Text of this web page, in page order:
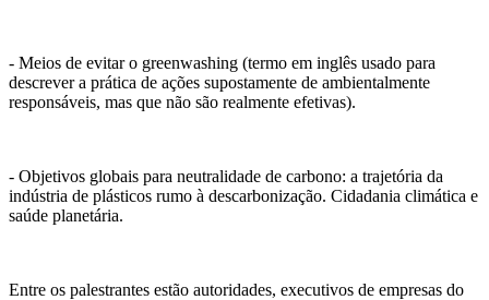
- Meios de evitar o greenwashing (termo em inglês usado para
descrever a prática de ações supostamente de ambientalmente
responsáveis, mas que não são realmente efetivas).
- Objetivos globais para neutralidade de carbono: a trajetória da
indústria de plásticos rumo à descarbonização. Cidadania climática e
saúde planetária.
Entre os palestrantes estão autoridades, executivos de empresas do